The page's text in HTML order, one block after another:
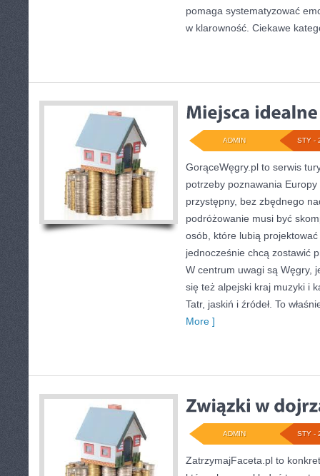
pomaga systematyzować
w klarowność. Ciekawe
STY -
ADMIN
GorąceWęgry.pl to serwis
potrzeby poznawania
przystępny, bez zbędnego
podróżowanie musi być
osób, które lubią
jednocześnie chcą zostawić
W centrum uwagi są Węgry,
się też alpejski kraj muzyki i
Tatr, jaskiń i źródeł. To
More ]
STY -
ADMIN
ZatrzymajFaceta.pl to